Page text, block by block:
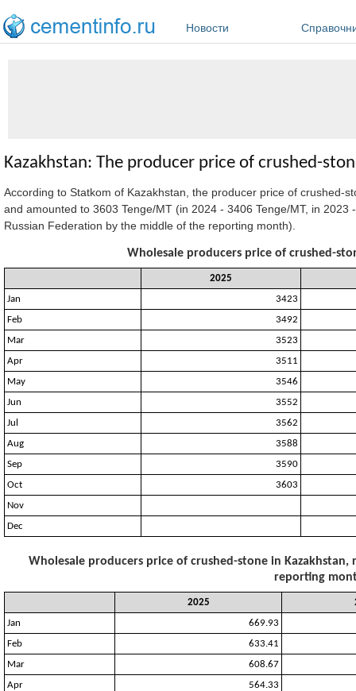
Новости
Kazakhstan: The producer price of crushed-
According to Statkom of Kazakhstan, the producer price of crushed-
and amounted to 3603 Tenge/MT (in 2024 - 3406 Tenge/MT, in
Russian Federation by the middle of the reporting month).
Wholesale producers price of crushed-
2025
Jan
3423
Feb
3492
Mar
3523
Apr
3511
May
3546
Jun
3552
Jul
3562
Aug
3588
Sep
3590
Oct
3603
Nov
Dec
Wholesale producers price of crushed-stone in
reporting
2025
Jan
669.93
Feb
633.41
Mar
608.67
Apr
564.33